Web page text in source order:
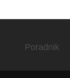
Poradnik